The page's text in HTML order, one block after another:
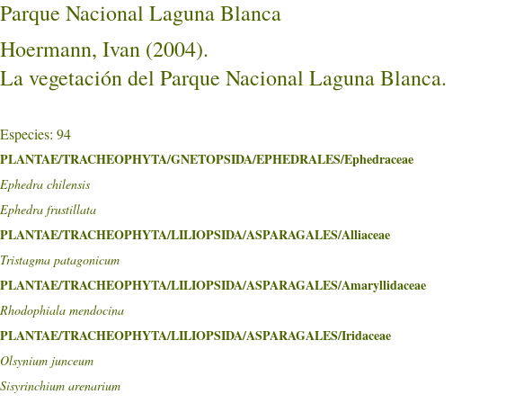
Parque Nacional Laguna Blanca
Hoermann, Ivan (2004).
La vegetación del Parque Nacional Laguna Blanca.
Especies: 94
PLANTAE/TRACHEOPHYTA/GNETOPSIDA/EPHEDRALES/Ephedraceae
Ephedra chilensis
Ephedra frustillata
PLANTAE/TRACHEOPHYTA/LILIOPSIDA/ASPARAGALES/Alliaceae
Tristagma patagonicum
PLANTAE/TRACHEOPHYTA/LILIOPSIDA/ASPARAGALES/Amaryllidaceae
Rhodophiala mendocina
PLANTAE/TRACHEOPHYTA/LILIOPSIDA/ASPARAGALES/Iridaceae
Olsynium junceum
Sisyrinchium arenarium